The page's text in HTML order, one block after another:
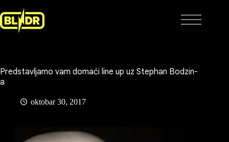
to
content
Predstavljamo vam domaći line up uz Stephan Bodzin-
a
oktobar 30, 2017